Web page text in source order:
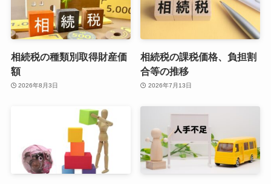
相続税の種類別取得財産価
額
2026年8月3日
相続税の課税価格、負担割
合等の推移
2026年7月13日